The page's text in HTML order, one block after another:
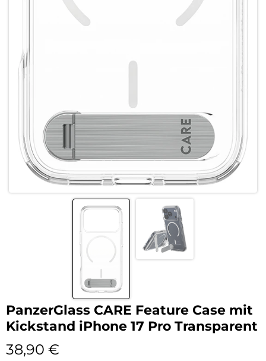
PanzerGlass CARE Feature Case mit
Kickstand iPhone 17 Pro Transparent
38,90 €